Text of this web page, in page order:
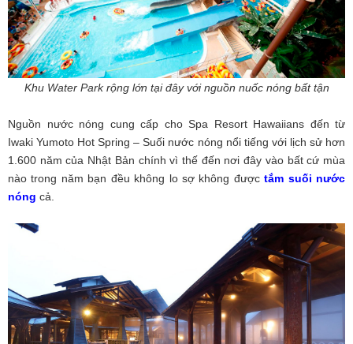
Khu Water Park rộng lớn tại đây với nguồn nuốc nóng bất tận
Nguồn nước nóng cung cấp cho Spa Resort Hawaiians đến từ
Iwaki Yumoto Hot Spring – Suối nước nóng nổi tiếng với lịch sử hơn
1.600 năm của Nhật Bản chính vì thế đến nơi đây vào bất cứ mùa
nào trong năm bạn đều không lo sợ không đượctắm suối nước
nóng cả.